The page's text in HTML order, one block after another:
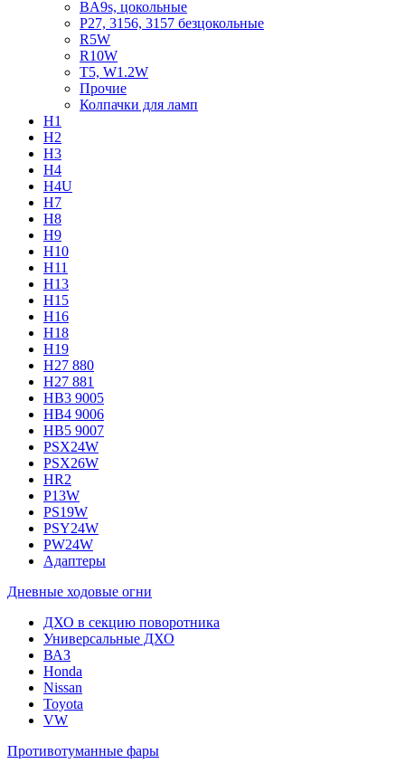
BA9s, цокольные
P27, 3156, 3157 безцокольные
R5W
R10W
T5, W1.2W
Прочие
Колпачки для ламп
H1
H2
H3
H4
H4U
H7
H8
H9
H10
H11
H13
H15
H16
H18
H19
H27 880
H27 881
HB3 9005
HB4 9006
HB5 9007
PSX24W
PSX26W
HR2
P13W
PS19W
PSY24W
PW24W
Адаптеры
Дневные ходовые огни
ДХО в секцию поворотника
Универсальные ДХО
ВАЗ
Honda
Nissan
Toyota
VW
Противотуманные фары